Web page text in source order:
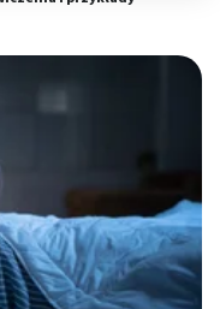
do
treści